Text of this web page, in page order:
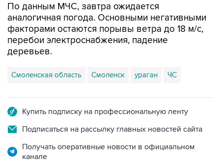
По данным МЧС, завтра ожидается
аналогичная погода. Основными негативными
факторами остаются порывы ветра до 18 м/с,
перебои электроснабжения, падение
деревьев.
Смоленская область Смоленск ураган ЧС
Купить подписку на профессиональную ленту
Подписаться на рассылку главных новостей сайта
Получать оперативные новости в официальном
канале